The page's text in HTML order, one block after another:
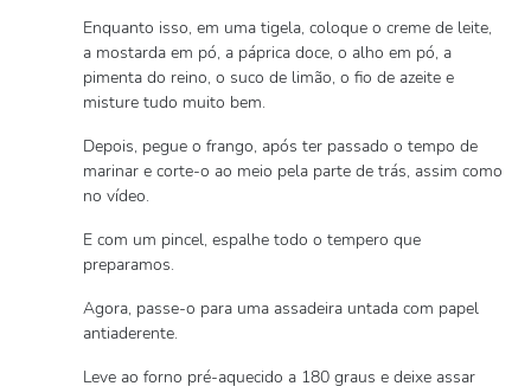
Enquanto isso, em uma tigela, coloque o creme de leite,
a mostarda em pó, a páprica doce, o alho em pó, a
pimenta do reino, o suco de limão, o fio de azeite e
misture tudo muito bem.
Depois, pegue o frango, após ter passado o tempo de
marinar e corte-o ao meio pela parte de trás, assim como
no vídeo.
E com um pincel, espalhe todo o tempero que
preparamos.
Agora, passe-o para uma assadeira untada com papel
antiaderente.
Leve ao forno pré-aquecido a 180 graus e deixe assar